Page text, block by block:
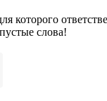
которого
слова!